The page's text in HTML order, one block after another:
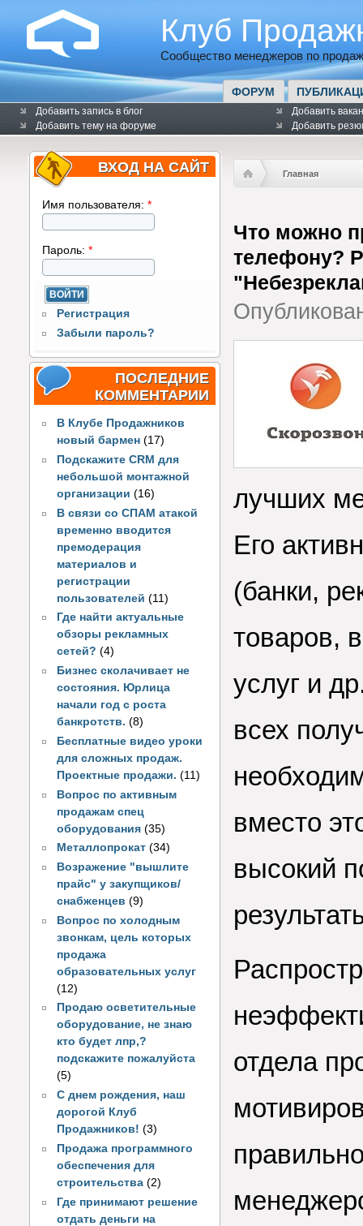
Клуб
Сообщество менеджеров по
ФОРУМ
Добавить запись в блог
Добавить тему на форуме
Добавить
Добавить
ВХОД НА САЙТ
Имя пользователя: *
Пароль: *
Регистрация
Забыли пароль?
ПОСЛЕДНИЕ
КОММЕНТАРИИ
В Клубе Продажников
новый бармен (17)
Подскажите CRM для
небольшой монтажной
организации (16)
В связи со СПАМ атакой
временно вводится
премодерация
материалов и
регистрации
пользователей(11)
Где найти актуальные
обзоры рекламных
сетей? (4)
Бизнес сколачивает не
состояния. Юрлица
начали год с роста
банкротств. (8)
Бесплатные видео уроки
для сложных продаж.
Проектные продажи. (11)
Вопрос по активным
продажам спец
оборудования (35)
Металлопрокат (34)
Возражение "вышлите
прайс" у закупщиков/
снабженцев (9)
Вопрос по холодным
звонкам, цель которых
продажа
образовательных услуг
(12)
Продаю осветительные
оборудование, не знаю
кто будет лпр,?
подскажите пожалуйста
(5)
С днем рождения, наш
дорогой Клуб
Продажников! (3)
Продажа программного
обеспечения для
строительства (2)
Где принимают решение
отдать деньги на
Главная
Что можно
телефону?
лучших
Его
(банки,
товаров,
услуг и
всех
вместо
высокий
отдела